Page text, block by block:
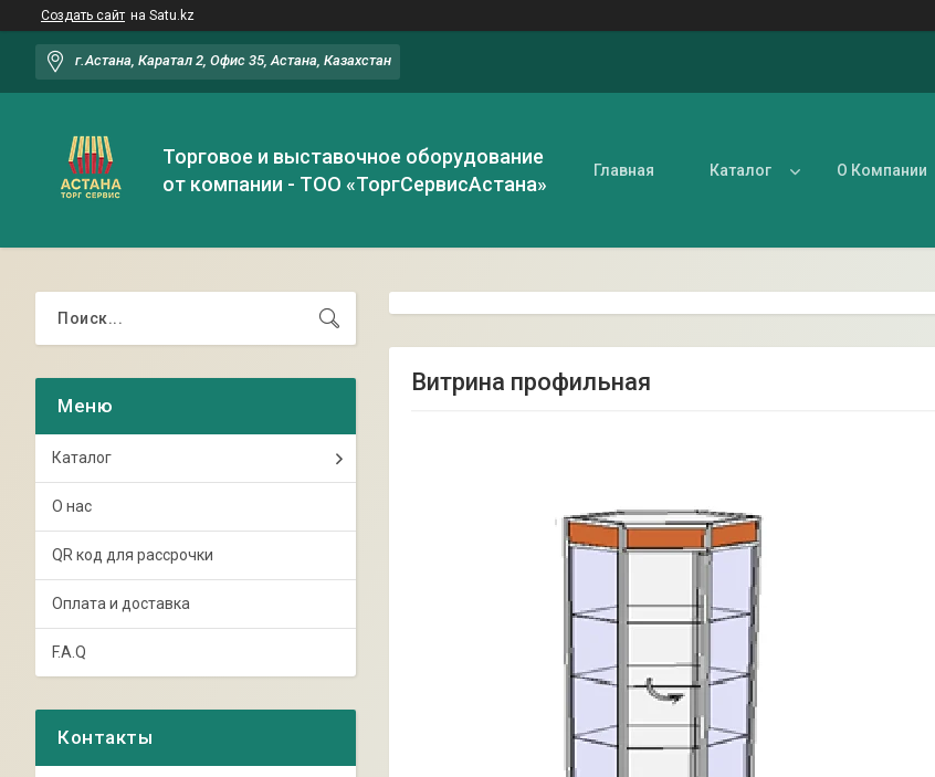
Создать сайт на Satu.kz
г.Астана, Каратал 2, Офис 35, Астана, Казахстан
Торговое и выставочное оборудование
от компании - ТОО «ТоргСервисАстана»
Главная Каталог О Компании
Витрина профильная
Каталог
О нас
QR код для рассрочки
Оплата и доставка
F.A.Q